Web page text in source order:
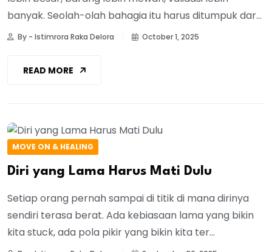
banyak. Seolah-olah bahagia itu harus ditumpuk dar...
By - Istimrora Raka Delora October 1, 2025
READ MORE
MOVE ON & HEALING
Diri yang Lama Harus Mati Dulu
Setiap orang pernah sampai di titik di mana dirinya
sendiri terasa berat. Ada kebiasaan lama yang bikin
kita stuck, ada pola pikir yang bikin kita ter...